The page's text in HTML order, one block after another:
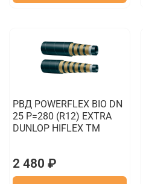
РВД POWERFLEX BIO DN
25 P=280 (R12) EXTRA
DUNLOP HIFLEX TM
2 480 ₽